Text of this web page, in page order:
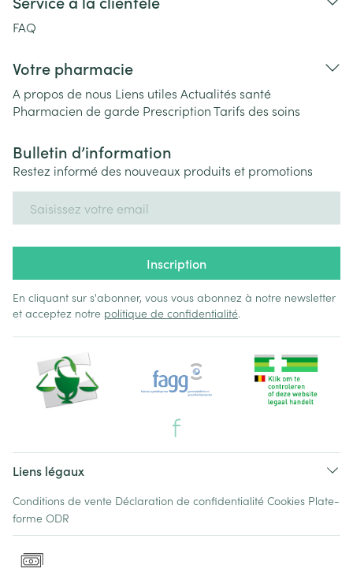
FAQ
Votre pharmacie
A propos de nous Liens utiles Actualités santé
Pharmacien de garde PrescriptionTarifs des soins
Bulletin d’information
Restez informé des nouveaux produits et promotions
Inscription
En cliquant sur s'abonner, vous vous abonnez à notre newsletter
et acceptez notre politique de confidentialité.
Liens légaux
Conditions de vente Déclaration de confidentialité Cookies Plate-
forme ODR